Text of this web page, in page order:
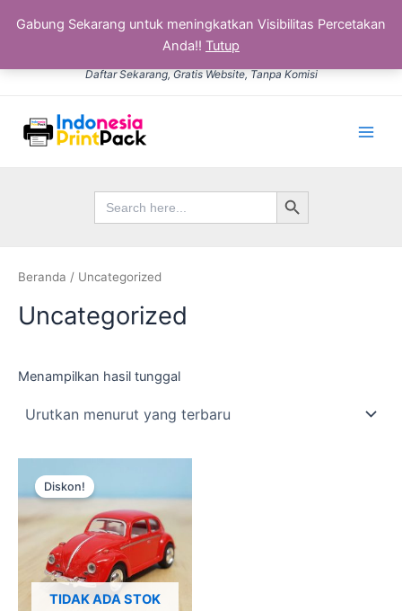
Gabung Sekarang untuk meningkatkan Visibilitas Percetakan
Anda!! Tutup
Daftar Sekarang, Gratis Website, Tanpa Komisi
Search
for:
Search Button
Beranda / Uncategorized
Uncategorized
Menampilkan hasil tunggal
TIDAK ADA STOK
Diskon!
aslinya
adalah:
saat
ini
adalah:
Rp20.